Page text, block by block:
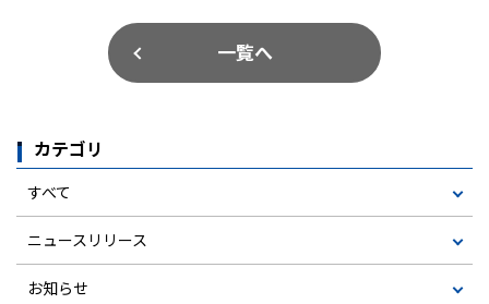
一覧へ
カテゴリ
すべて
ニュースリリース
お知らせ